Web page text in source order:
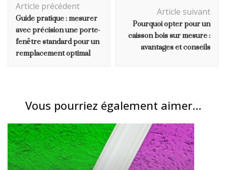
d'article
Article précédent
Guide pratique : mesurer
avec précision une porte-
fenêtre standard pour un
remplacement optimal
Article suivant
Pourquoi opter pour un
caisson bois sur mesure :
avantages et conseils
Vous pourriez également aimer...